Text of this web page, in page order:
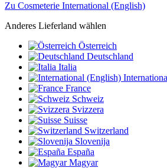
Zu Cosmeterie International (English)
Anderes Lieferland wählen
Österreich
Deutschland
Italia
France
Schweiz
Svizzera
Suisse
Switzerland
Slovenija
España
Magyar